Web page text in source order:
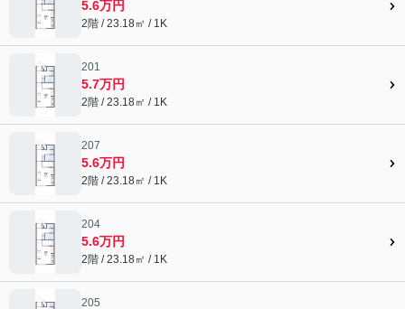
5.6万円
2階 / 23.18㎡ / 1K
201
5.7万円
2階 / 23.18㎡ / 1K
207
5.6万円
2階 / 23.18㎡ / 1K
204
5.6万円
2階 / 23.18㎡ / 1K
205